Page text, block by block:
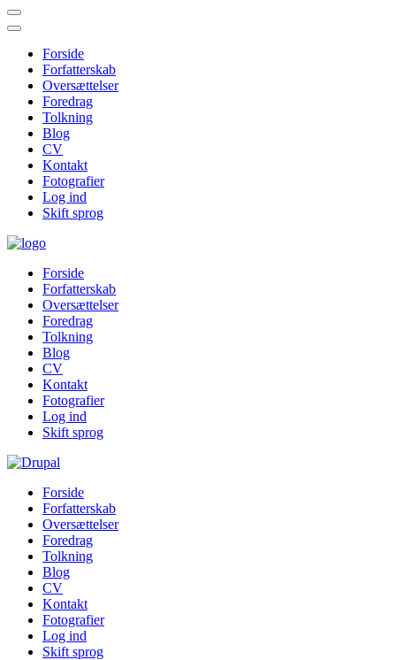
Forside
Forfatterskab
Oversættelser
Foredrag
Tolkning
Blog
CV
Kontakt
Fotografier
Log ind
Skift sprog
Forside
Forfatterskab
Oversættelser
Foredrag
Tolkning
Blog
CV
Kontakt
Fotografier
Log ind
Skift sprog
Forside
Forfatterskab
Oversættelser
Foredrag
Tolkning
Blog
CV
Kontakt
Fotografier
Log ind
Skift sprog